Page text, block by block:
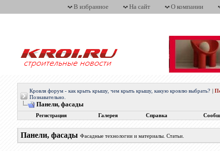
В избранное На сайт О компании
Кровля форум - как крыть крышу, чем крыть крышу, какую кровлю выбрать?
Познавательно.
Панели, фасады
Регистрация Галерея Справка
Панели, фасады Фасадные технологии и материалы. Статьи.